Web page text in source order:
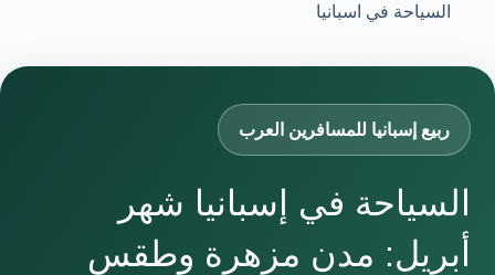
السياحة في اسبانيا
ربيع إسبانيا للمسافرين العرب
السياحة في إسبانيا شهر
أبريل: مدن مزهرة وطقس